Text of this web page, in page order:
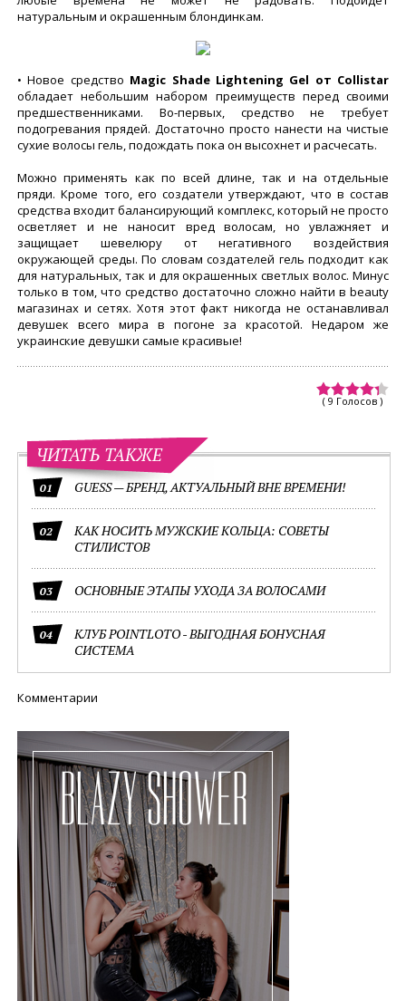
натуральным и окрашенным блондинкам.
• Новое средство Magic Shade Lightening Gel от Collistar
обладает небольшим набором преимуществ перед своими
предшественниками. Во-первых, средство не требует
подогревания прядей. Достаточно просто нанести на чистые
сухие волосы гель, подождать пока он высохнет и расчесать.
Можно применять как по всей длине, так и на отдельные
пряди. Кроме того, его создатели утверждают, что в состав
средства входит балансирующий комплекс, который не просто
осветляет и не наносит вред волосам, но увлажняет и
защищает шевелюру от негативного воздействия
окружающей среды. По словам создателей гель подходит как
для натуральных, так и для окрашенных светлых волос. Минус
только в том, что средство достаточно сложно найти в beauty
магазинах и сетях. Хотя этот факт никогда не останавливал
девушек всего мира в погоне за красотой. Недаром же
украинские девушки самые красивые!
( 9 Голосов )
ЧИТАТЬ ТАКЖЕ
01 GUESS — БРЕНД, АКТУАЛЬНЫЙ ВНЕ ВРЕМЕНИ!
02
КАК НОСИТЬ МУЖСКИЕ КОЛЬЦА: СОВЕТЫ
СТИЛИСТОВ
03 ОСНОВНЫЕ ЭТАПЫ УХОДА ЗА ВОЛОСАМИ
04
КЛУБ POINTLOTO - ВЫГОДНАЯ БОНУСНАЯ
СИСТЕМА
Комментарии